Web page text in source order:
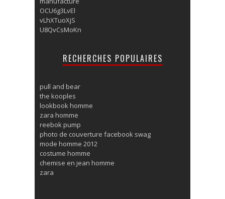
OCU6g3LvEl
vLhXTuoXjS
U8QvCsMoKn
RECHERCHES POPULAIRES
pull and bear
the kooples
lookbook homme
zara homme
reebok pump
photo de couverture facebook swag
mode homme 2012
costume homme
chemise en jean homme
zara